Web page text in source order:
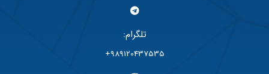
تلگرام:
989120437535+